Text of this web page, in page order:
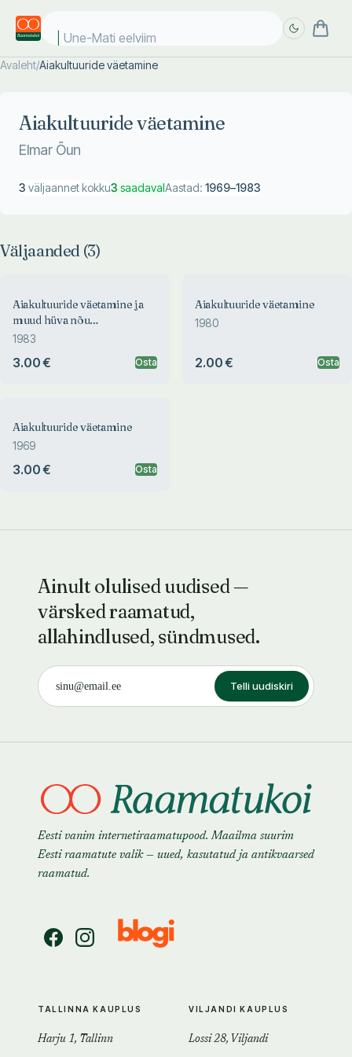
Une-Mati eelviima
Avaleht/Aiakultuuride väetamine
Aiakultuuride väetamine
Elmar Õun
3 väljaannet kokku3 saadavalAastad: 1969–1983
Väljaanded (3)
Aiakultuuride väetamine ja
muud hüva nõu
koduaiapidajale
1983
3.00 € Osta
Aiakultuuride väetamine
1980
2.00 € Osta
Aiakultuuride väetamine
1969
3.00 € Osta
Ainult olulised uudised —
värsked raamatud,
allahindlused, sündmused.
Telli uudiskiri
Eesti vanim internetiraamatupood. Maailma suurim
Eesti raamatute valik — uued, kasutatud ja antikvaarsed
raamatud.
TALLINNA KAUPLUS
Harju 1, Tallinn
VILJANDI KAUPLUS
Lossi 28, Viljandi